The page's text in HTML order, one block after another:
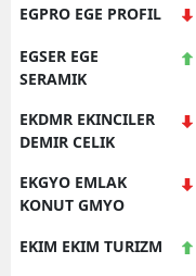
EGPRO EGE PROFIL
EGSER EGE
SERAMIK
EKDMR EKINCILER
DEMIR CELIK
EKGYO EMLAK
KONUT GMYO
EKIM EKIM TURIZM